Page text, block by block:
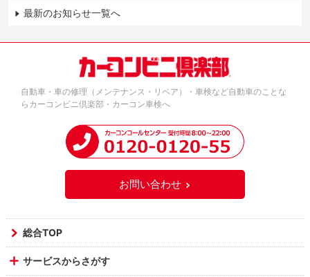
最新のお知らせ一覧へ
自動車・車の修理（メンテナンス・リペア）・車検など自動車のことな
らカーコンビニ倶楽部・カーコン車検へ
お問い合わせ
総合TOP
サービスからさがす